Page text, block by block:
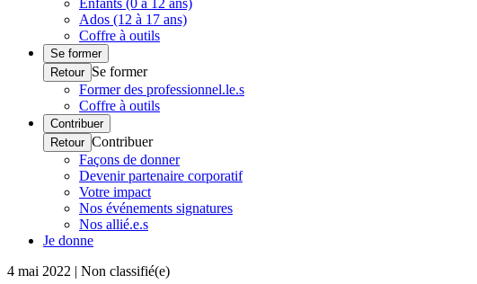
Enfants (0 à 12 ans)
Ados (12 à 17 ans)
Coffre à outils
Se former
Retour Se former
Former des professionnel.le.s
Coffre à outils
Contribuer
Retour Contribuer
Façons de donner
Devenir partenaire corporatif
Votre impact
Nos événements signatures
Nos allié.e.s
Je donne
4 mai 2022 | Non classifié(e)